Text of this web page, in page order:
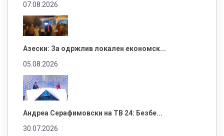
07.08.2026
Азески: За одржлив локален економск...
05.08.2026
Андреа Серафимовски на ТВ 24: Безбе...
30.07.2026